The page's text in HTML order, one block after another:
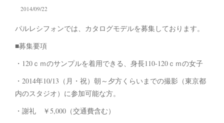
2014/09/22
パルレシフォンでは、カタログモデルを募集しております。
■募集要項
・120ｃｍのサンプルを着用できる、身長110-120ｃｍの女子
・2014年10/13（月・祝）朝～夕方くらいまでの撮影（東京都
内のスタジオ）に参加可能な方。
・謝礼 ￥5,000（交通費含む）